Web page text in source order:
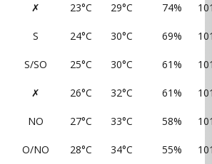
✗ 23°C 29°C 74%
S 24°C 30°C 69%
S/SO 25°C 30°C 61%
✗ 26°C 32°C 61%
NO 27°C 33°C 58%
O/NO 28°C 34°C 55%